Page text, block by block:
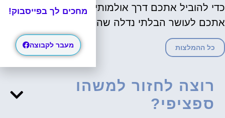
כדי להוביל אתכם דרך אולמותיו המרהיבים ולחשוף
אתכם לעושר הבלתי נדלה שהוא מציע.
כל ההמלצות
רוצה לחזור למשהו
ספציפי?
מחכים לך בפייסבוק!
מעבר לקבוצה